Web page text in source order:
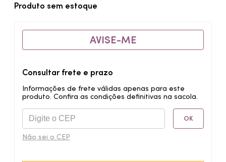
Produto sem estoque
AVISE-ME
Consultar frete e prazo
Informações de frete válidas apenas para este
produto. Confira as condições definitivas na sacola.
OK
Não sei o CEP